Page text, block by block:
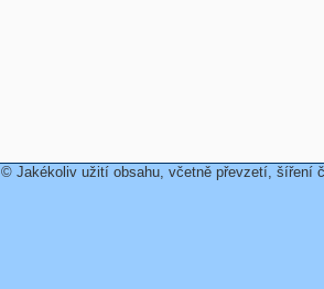
© Jakékoliv užití obsahu, včetně převzetí, šíření